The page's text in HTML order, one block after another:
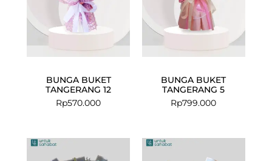
BUNGA BUKET
TANGERANG 12
Rp570.000
BUNGA BUKET
TANGERANG 5
Rp799.000